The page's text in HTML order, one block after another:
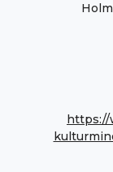
https://